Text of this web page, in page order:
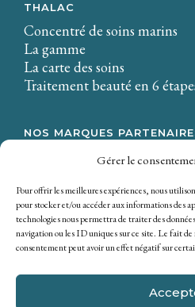
Gérer le
Pour offrir les meilleures expériences, nous
pour stocker et/ou accéder aux informations des
technologies nous permettra de traiter des
navigation ou les ID uniques sur ce site. Le fait de
consentement peut avoir un effet négatif sur
THALAC
Concentré de soins marins
La gamme
La carte des soins
Traitement beauté en 6
NOS MARQUES
Mondial Beauté